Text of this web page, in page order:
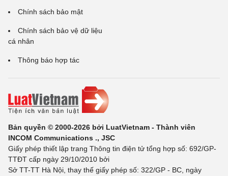
Chính sách bảo mật
Chính sách bảo vệ dữ liệu
cá nhân
Thông báo hợp tác
Bản quyền © 2000-2026 bởi LuatVietnam - Thành viên
INCOM Communications ., JSC
Giấy phép thiết lập trang Thông tin điện tử tổng hợp số: 692/GP-
TTĐT cấp ngày 29/10/2010 bởi
Sở TT-TT Hà Nội, thay thế giấy phép số: 322/GP - BC, ngày